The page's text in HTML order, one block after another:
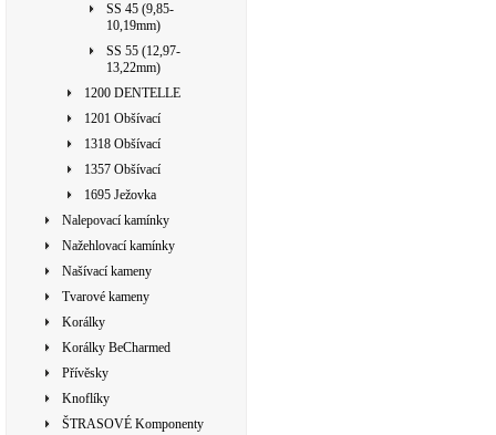
SS 45 (9,85-
10,19mm)
SS 55 (12,97-
13,22mm)
1200 DENTELLE
1201 Obšívací
1318 Obšívací
1357 Obšívací
1695 Ježovka
Nalepovací kamínky
Nažehlovací kamínky
Našívací kameny
Tvarové kameny
Korálky
Korálky BeCharmed
Přívěsky
Knoflíky
ŠTRASOVÉ Komponenty